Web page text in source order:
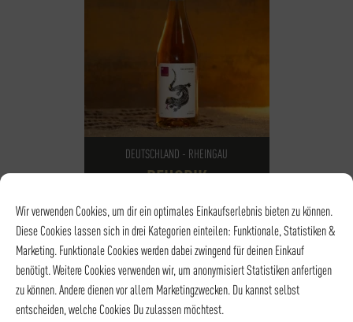
Wir verwenden Cookies, um dir ein optimales Einkaufserlebnis bieten zu können.
Diese Cookies lassen sich in drei Kategorien einteilen: Funktionale, Statistiken &
Marketing. Funktionale Cookies werden dabei zwingend für deinen Einkauf
benötigt. Weitere Cookies verwenden wir, um anonymisiert Statistiken anfertigen
zu können. Andere dienen vor allem Marketingzwecken. Du kannst selbst
entscheiden, welche Cookies Du zulassen möchtest.
DEUTSCHLAND - RHEINGAU
REHORIK
SALAMANDERSTEIN
15,95€*
REBSORTE Spätburgunder
AROMA reife Erdbeeren, rote
Johannisbeeren